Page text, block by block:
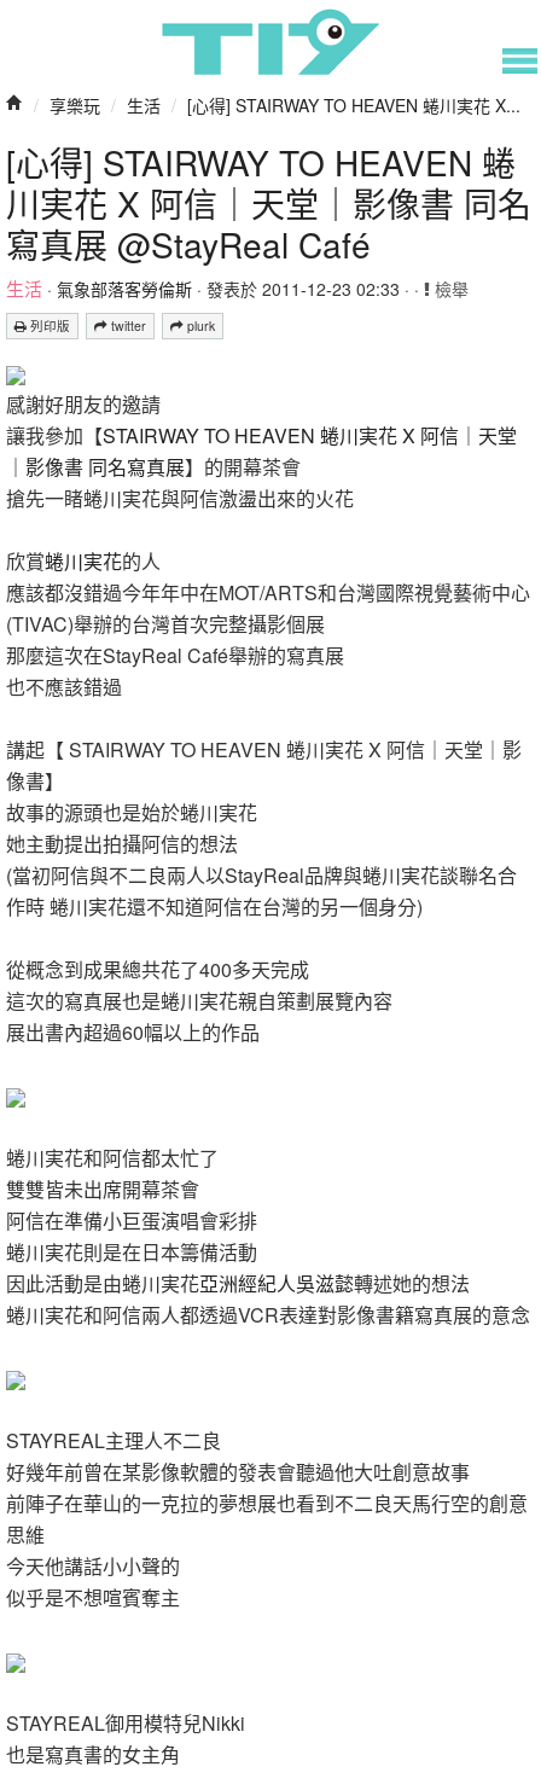
/ 享樂玩 / 生活 / [心得] STAIRWAY TO HEAVEN 蜷川実花 X...
[心得] STAIRWAY TO HEAVEN 蜷
川実花 X 阿信｜天堂｜影像書 同名
寫真展 @StayReal Café
生活 · 氣象部落客勞倫斯 · 發表於 2011-12-23 02:33 · · 檢舉
列印版 twitter plurk
感謝好朋友的邀請
讓我參加【STAIRWAY TO HEAVEN 蜷川実花 X 阿信｜天堂
｜影像書 同名寫真展】的開幕茶會
搶先一睹蜷川実花與阿信激盪出來的火花
欣賞蜷川実花的人
應該都沒錯過今年年中在MOT/ARTS和台灣國際視覺藝術中心
(TIVAC)舉辦的台灣首次完整攝影個展
那麼這次在StayReal Café舉辦的寫真展
也不應該錯過
講起【 STAIRWAY TO HEAVEN 蜷川実花 X 阿信｜天堂｜影
像書】
故事的源頭也是始於蜷川実花
她主動提出拍攝阿信的想法
(當初阿信與不二良兩人以StayReal品牌與蜷川実花談聯名合
作時 蜷川実花還不知道阿信在台灣的另一個身分)
從概念到成果總共花了400多天完成
這次的寫真展也是蜷川実花親自策劃展覽內容
展出書內超過60幅以上的作品
蜷川実花和阿信都太忙了
雙雙皆未出席開幕茶會
阿信在準備小巨蛋演唱會彩排
蜷川実花則是在日本籌備活動
因此活動是由蜷川実花亞洲經紀人吳滋懿轉述她的想法
蜷川実花和阿信兩人都透過VCR表達對影像書籍寫真展的意念
STAYREAL主理人不二良
好幾年前曾在某影像軟體的發表會聽過他大吐創意故事
前陣子在華山的一克拉的夢想展也看到不二良天馬行空的創意
思維
今天他講話小小聲的
似乎是不想喧賓奪主
STAYREAL御用模特兒Nikki
也是寫真書的女主角